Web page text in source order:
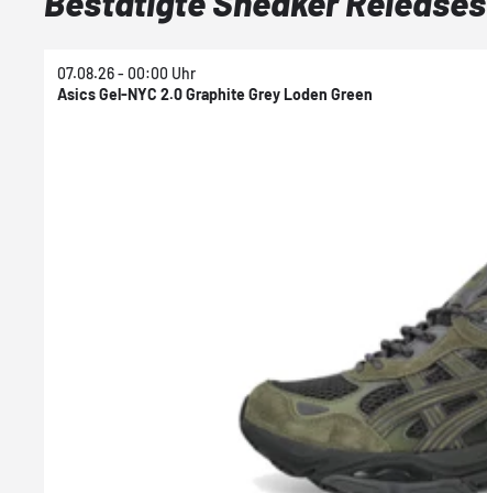
07.08.26 - 00:00 Uhr
Asics Gel-NYC 2.0 Graphite Grey Loden Green